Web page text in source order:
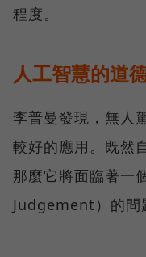
程度。
人工智慧的道
李普曼發現，無人
較好的應用。既然
那麼它將面臨著一
Judgement）的問